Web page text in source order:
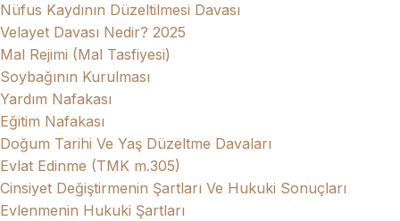
Nüfus Kaydının Düzeltilmesi Davası
Velayet Davası Nedir? 2025
Mal Rejimi (Mal Tasfiyesi)
Soybağının Kurulması
Yardım Nafakası
Eğitim Nafakası
Doğum Tarihi Ve Yaş Düzeltme Davaları
Evlat Edinme (TMK m.305)
Cinsiyet Değiştirmenin Şartları Ve Hukuki Sonuçları
Evlenmenin Hukuki Şartları